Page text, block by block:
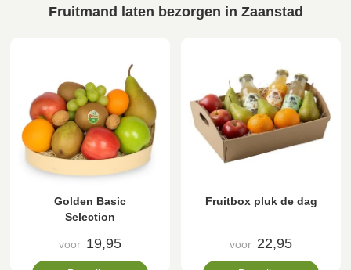
Fruitmand laten bezorgen in Zaanstad
Golden Basic
Selection
voor 19,95
Fruitbox pluk de dag
voor 22,95